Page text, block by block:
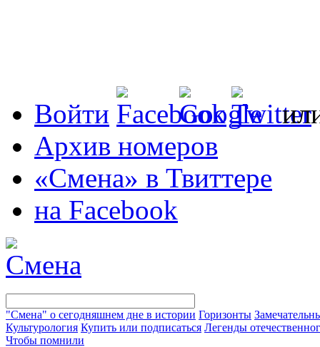
Войти
Архив номеров
«Смена» в Твиттере
на Facebook
"Смена" о сегодняшнем дне в истории Горизонты
Культурология Купить или подписаться Легенды
Чтобы помнили